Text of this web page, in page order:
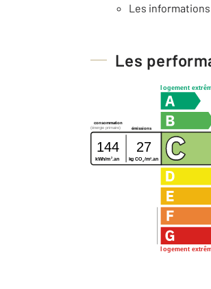
Les
Les
logement
logement
consommation
émissions
(énergie primaire)
144 27
kWh/m 2 .an kg CO2/m2 .an